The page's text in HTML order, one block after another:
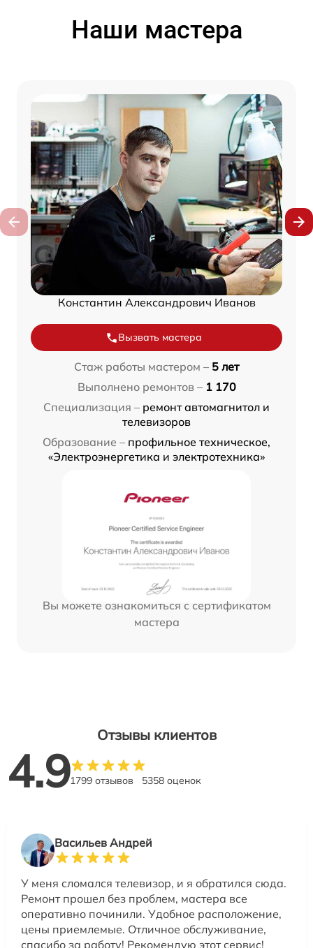
Наши мастера
Константин Александрович Иванов
Вызвать мастера
Стаж работы мастером – 5 лет
Выполнено ремонтов – 1 170
Специализация – ремонт автомагнитол и
телевизоров
Образование – профильное техническое,
«Электроэнергетика и электротехника»
Вы можете ознакомиться с сертификатом
мастера
Отзывы клиентов
4.91799 отзывов 5358 оценок
Васильев Андрей
У меня сломался телевизор, и я обратился сюда.
Ремонт прошел без проблем, мастера все
оперативно починили. Удобное расположение,
цены приемлемые. Отличное обслуживание,
спасибо за работу! Рекомендую этот сервис!